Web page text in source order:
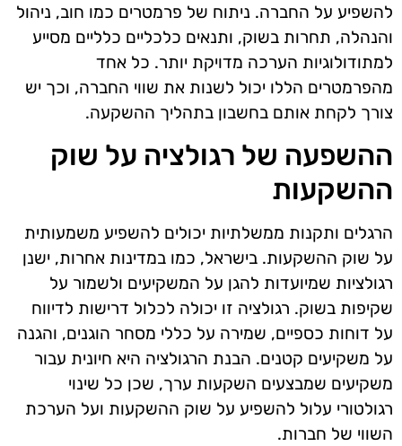
להשפיע על החברה. ניתוח של פרמטרים כמו חוב, ניהול
והנהלה, תחרות בשוק, ותנאים כלכליים כלליים מסייע
למתודולוגיות הערכה מדויקת יותר. כל אחד
מהפרמטרים הללו יכול לשנות את שווי החברה, וכך יש
צורך לקחת אותם בחשבון בתהליך ההשקעה.
ההשפעה של רגולציה על שוק
ההשקעות
הרגלים ותקנות ממשלתיות יכולים להשפיע משמעותית
על שוק ההשקעות. בישראל, כמו במדינות אחרות, ישנן
רגולציות שמיועדות להגן על המשקיעים ולשמור על
שקיפות בשוק. רגולציה זו יכולה לכלול דרישות לדיווח
על דוחות כספיים, שמירה על כללי מסחר הוגנים, והגנה
על משקיעים קטנים. הבנת הרגולציה היא חיונית עבור
משקיעים שמבצעים השקעות ערך, שכן כל שינוי
רגולטורי עלול להשפיע על שוק ההשקעות ועל הערכת
השווי של חברות.